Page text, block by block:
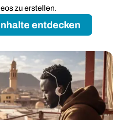
zu erstellen.
entdecken